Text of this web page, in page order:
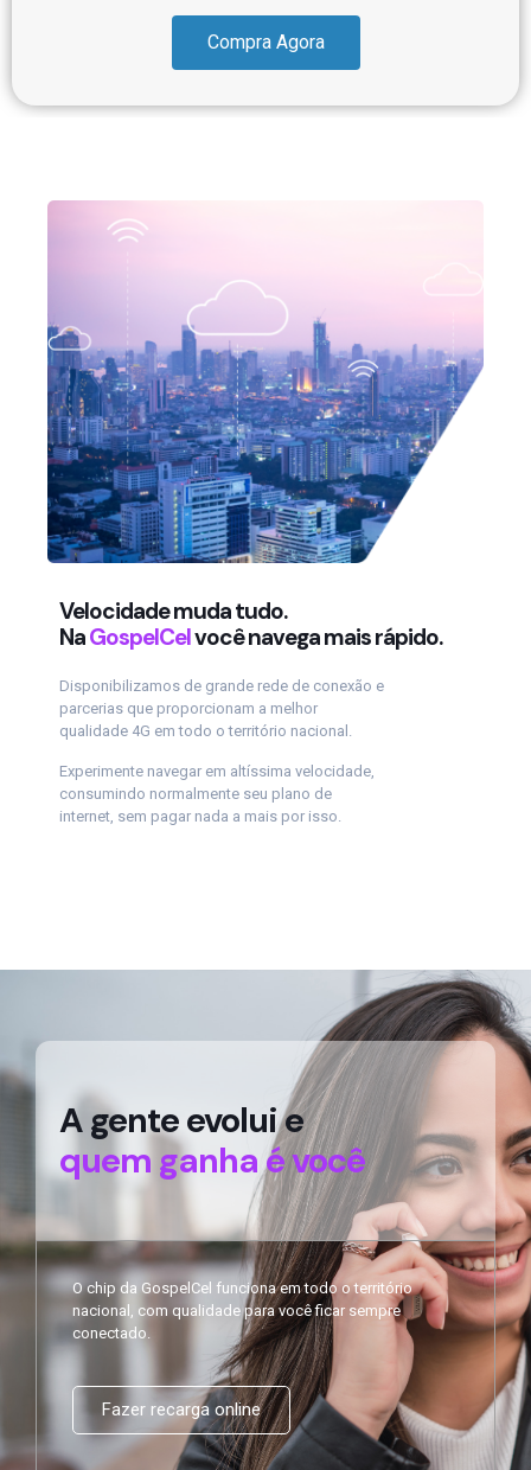
Compra Agora
Velocidade muda tudo.
NaGospelCelvocê navega mais rápido.
Disponibilizamos de grande rede de conexão e
parcerias que proporcionam a melhor
qualidade 4G em todo o território nacional.
Experimente navegar em altíssima velocidade,
consumindo normalmente seu plano de
internet, sem pagar nada a mais por isso.
A gente evolui e
quem ganha é você
O chip da GospelCel funciona em todo o território
nacional, com qualidade para você ficar sempre
conectado.
Fazer recarga online